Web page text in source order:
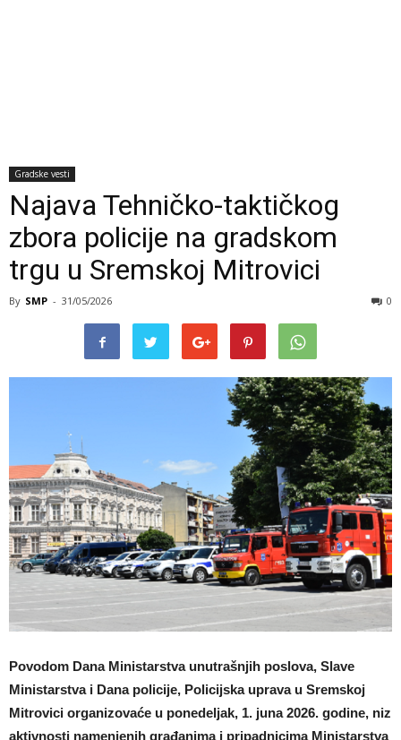
Gradske vesti
Najava Tehničko-taktičkog
zbora policije na gradskom
trgu u Sremskoj Mitrovici
By SMP - 31/05/2026 0
Povodom Dana Ministarstva unutrašnjih poslova, Slave
Ministarstva i Dana policije, Policijska uprava u Sremskoj
Mitrovici organizovaće u ponedeljak, 1. juna 2026. godine, niz
aktivnosti namenjenih građanima i pripadnicima Ministarstva